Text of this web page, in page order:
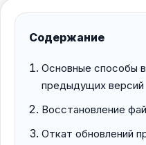
Содержание
Основные способы
предыдущих версий
Восстановление
Откат обновлений